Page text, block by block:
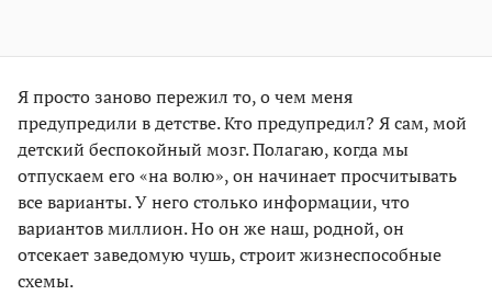
Я просто заново пережил то, о чем меня
предупредили в детстве. Кто предупредил? Я сам, мой
детский беспокойный мозг. Полагаю, когда мы
отпускаем его «на волю», он начинает просчитывать
все варианты. У него столько информации, что
вариантов миллион. Но он же наш, родной, он
отсекает заведомую чушь, строит жизнеспособные
схемы.